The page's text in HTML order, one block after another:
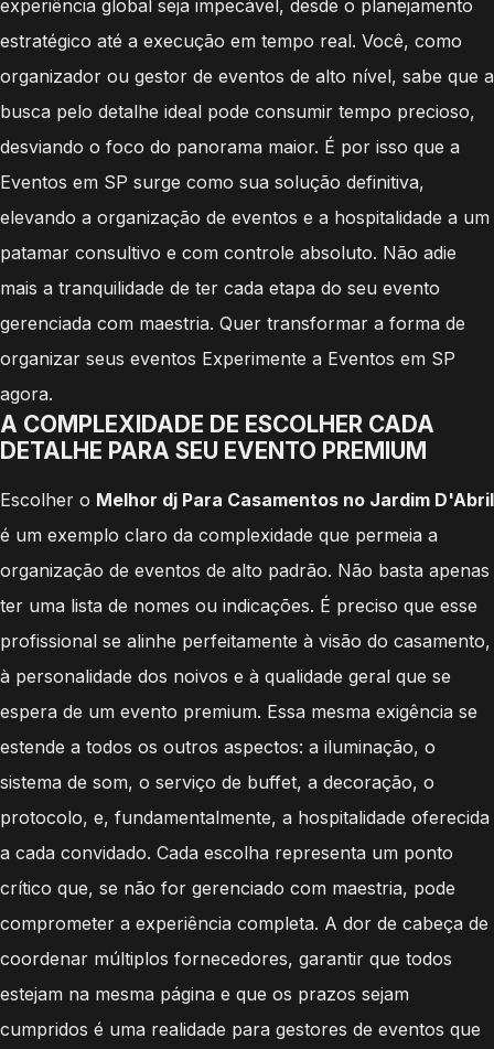
experiência global seja impecável, desde o planejamento
estratégico até a execução em tempo real. Você, como
organizador ou gestor de eventos de alto nível, sabe que a
busca pelo detalhe ideal pode consumir tempo precioso,
desviando o foco do panorama maior. É por isso que a
Eventos em SP surge como sua solução definitiva,
elevando a organização de eventos e a hospitalidade a um
patamar consultivo e com controle absoluto. Não adie
mais a tranquilidade de ter cada etapa do seu evento
gerenciada com maestria. Quer transformar a forma de
organizar seus eventos Experimente a Eventos em SP
agora.
A COMPLEXIDADE DE ESCOLHER CADA
DETALHE PARA SEU EVENTO PREMIUM
Escolher o Melhor dj Para Casamentos no Jardim D'Abril
é um exemplo claro da complexidade que permeia a
organização de eventos de alto padrão. Não basta apenas
ter uma lista de nomes ou indicações. É preciso que esse
profissional se alinhe perfeitamente à visão do casamento,
à personalidade dos noivos e à qualidade geral que se
espera de um evento premium. Essa mesma exigência se
estende a todos os outros aspectos: a iluminação, o
sistema de som, o serviço de buffet, a decoração, o
protocolo, e, fundamentalmente, a hospitalidade oferecida
a cada convidado. Cada escolha representa um ponto
crítico que, se não for gerenciado com maestria, pode
comprometer a experiência completa. A dor de cabeça de
coordenar múltiplos fornecedores, garantir que todos
estejam na mesma página e que os prazos sejam
cumpridos é uma realidade para gestores de eventos que